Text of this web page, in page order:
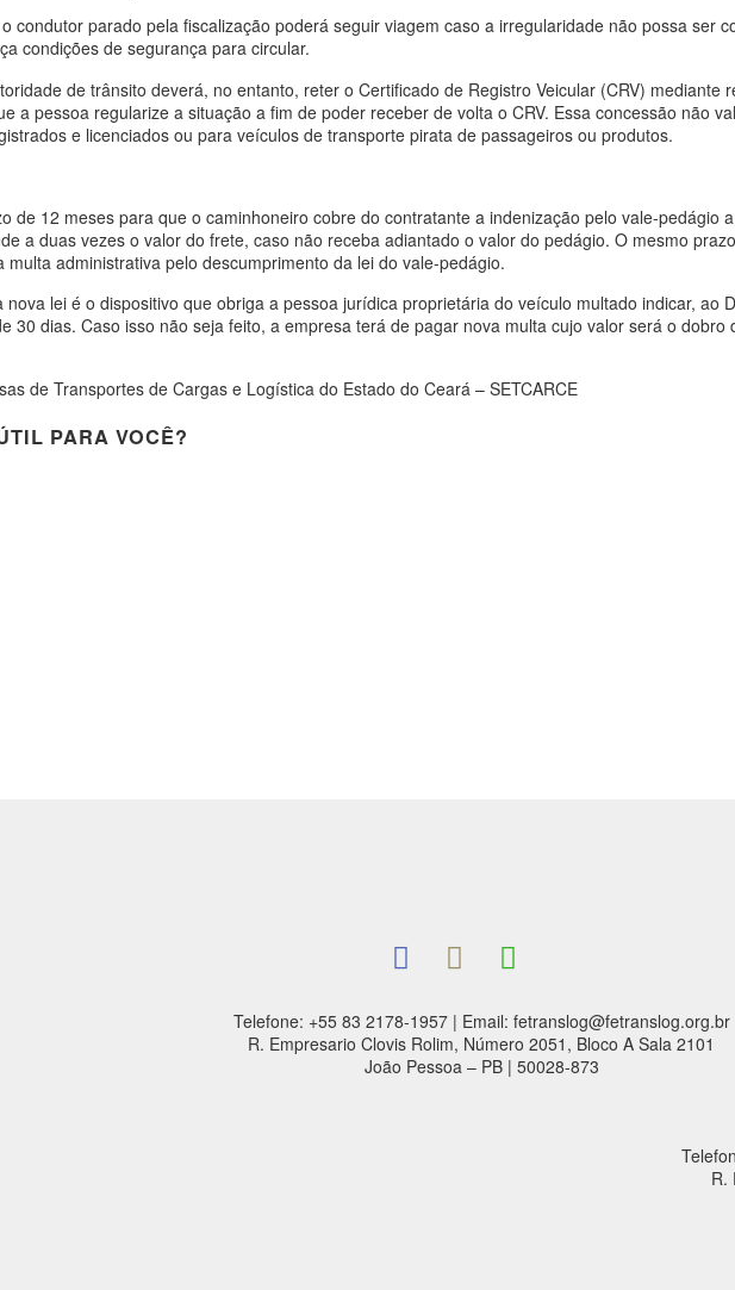
condutor parado pela fiscalização poderá seguir viagem caso a irregularidade não possa ser
condições de segurança para circular.
de trânsito deverá, no entanto, reter o Certificado de Registro Veicular (CRV) mediante
a pessoa regularize a situação a fim de poder receber de volta o CRV. Essa concessão não
e licenciados ou para veículos de transporte pirata de passageiros ou produtos.
de 12 meses para que o caminhoneiro cobre do contratante a indenização pelo vale-pedágio
a duas vezes o valor do frete, caso não receba adiantado o valor do pedágio. O mesmo
administrativa pelo descumprimento da lei do vale-pedágio.
lei é o dispositivo que obriga a pessoa jurídica proprietária do veículo multado indicar, ao
30 dias. Caso isso não seja feito, a empresa terá de pagar nova multa cujo valor será o dobro
de Transportes de Cargas e Logística do Estado do Ceará – SETCARCE
PARA VOCÊ?
Telefone: +55 83 2178-1957 | Email: fetranslog@fetranslog.org.br
R. Empresario Clovis Rolim, Número 2051, Bloco A Sala 2101
João Pessoa – PB | 50028-873
R.